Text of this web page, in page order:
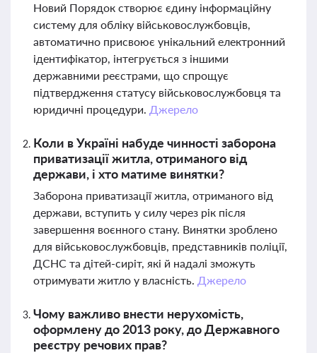
Новий Порядок створює єдину інформаційну
систему для обліку військовослужбовців,
автоматично присвоює унікальний електронний
ідентифікатор, інтегрується з іншими
державними реєстрами, що спрощує
підтвердження статусу військовослужбовця та
юридичні процедури. Джерело
Коли в Україні набуде чинності заборона
приватизації житла, отриманого від
держави, і хто матиме винятки?
Заборона приватизації житла, отриманого від
держави, вступить у силу через рік після
завершення воєнного стану. Винятки зроблено
для військовослужбовців, представників поліції,
ДСНС та дітей-сиріт, які й надалі зможуть
отримувати житло у власність. Джерело
Чому важливо внести нерухомість,
оформлену до 2013 року, до Державного
реєстру речових прав?